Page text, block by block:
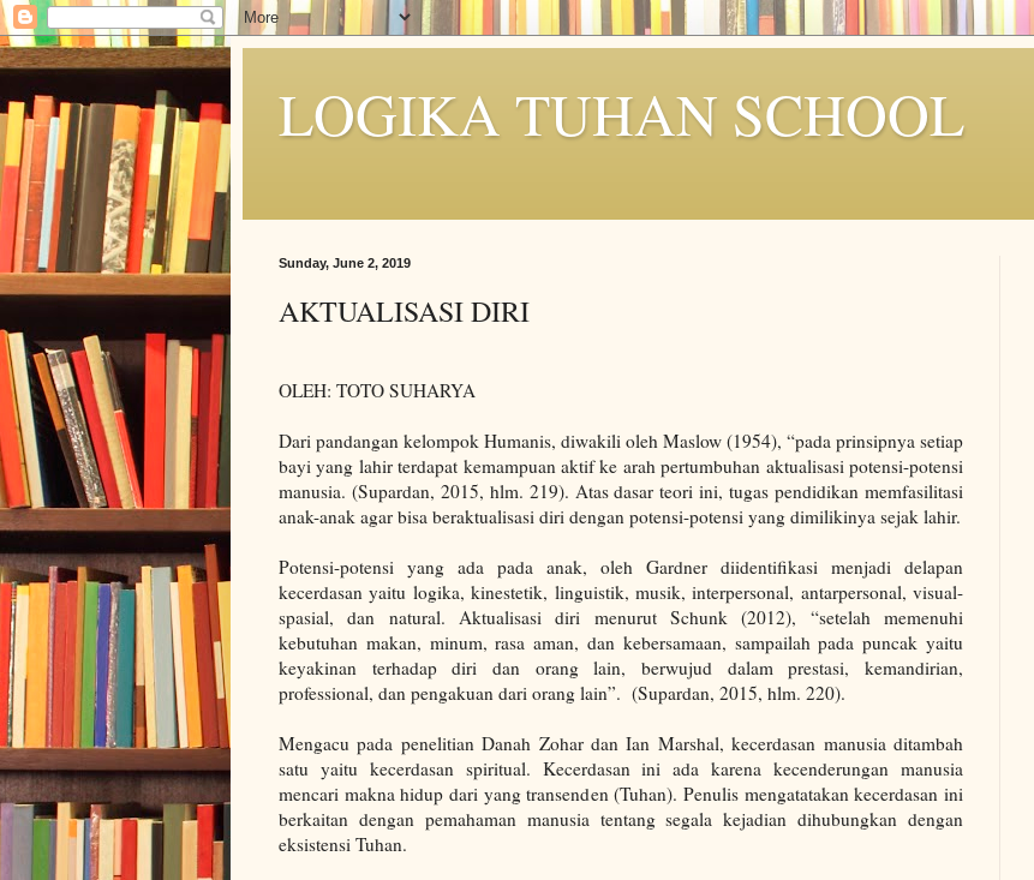
LOGIKA TUHAN SCHOOL
Sunday, June 2, 2019
AKTUALISASI DIRI
OLEH: TOTO SUHARYA
Dari pandangan kelompok Humanis, diwakili oleh Maslow (1954), “pada prinsipnya setiap
bayi yang lahir terdapat kemampuan aktif ke arah pertumbuhan aktualisasi potensi-potensi
manusia. (Supardan, 2015, hlm. 219). Atas dasar teori ini, tugas pendidikan memfasilitasi
anak-anak agar bisa beraktualisasi diri dengan potensi-potensi yang dimilikinya sejak lahir.
Potensi-potensi yang ada pada anak, oleh Gardner diidentifikasi menjadi delapan
kecerdasan yaitu logika, kinestetik, linguistik, musik, interpersonal, antarpersonal, visual-
spasial, dan natural. Aktualisasi diri menurut Schunk (2012), “setelah memenuhi
kebutuhan makan, minum, rasa aman, dan kebersamaan, sampailah pada puncak yaitu
keyakinan terhadap diri dan orang lain, berwujud dalam prestasi, kemandirian,
professional, dan pengakuan dari orang lain”. (Supardan, 2015, hlm. 220).
Mengacu pada penelitian Danah Zohar dan Ian Marshal, kecerdasan manusia ditambah
satu yaitu kecerdasan spiritual. Kecerdasan ini ada karena kecenderungan manusia
mencari makna hidup dari yang transenden (Tuhan). Penulis mengatatakan kecerdasan ini
berkaitan dengan pemahaman manusia tentang segala kejadian dihubungkan dengan
eksistensi Tuhan.